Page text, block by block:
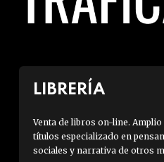
LIBRERÍA
Venta de libros on-line.
títulos especializado en
sociales y narrativa de otros